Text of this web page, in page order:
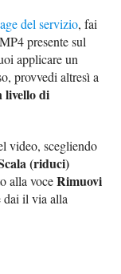
del servizio, fai
presente sul
applicare un
provvedi altresì a
livello di
video, scegliendo
(riduci)
alla voceRimuovi
dai il via alla